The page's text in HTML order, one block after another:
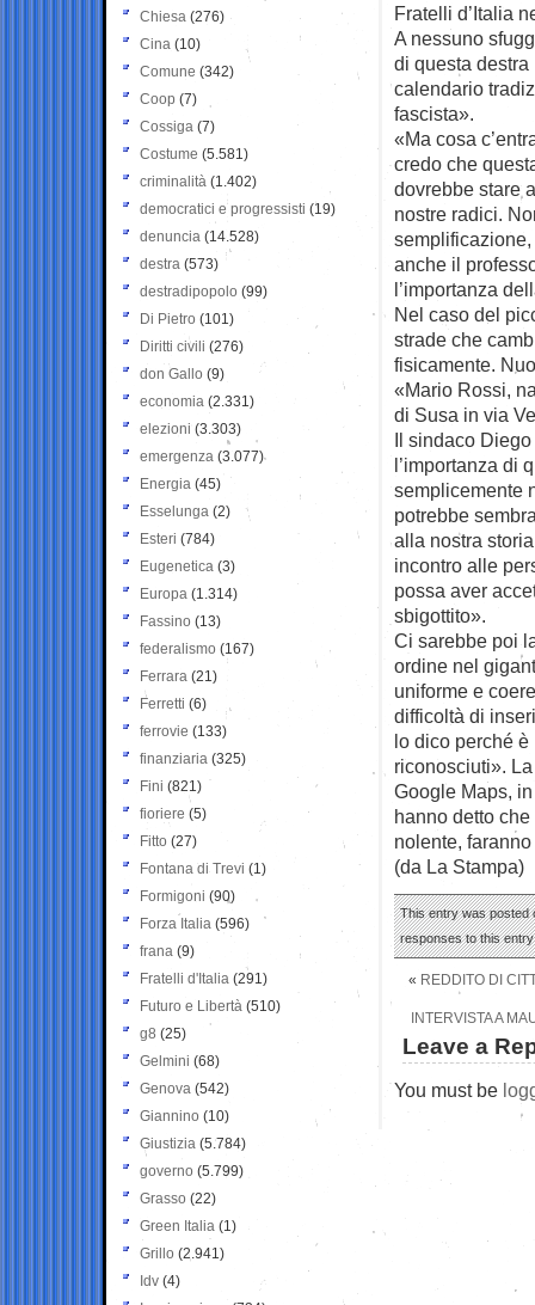
Fratelli d’Italia
A nessuno
di questa
calendario
fascista».
«Ma cosa
credo che
dovrebbe stare
nostre radici.
anche il
l’importanza
Nel caso del
strade che
fisicamente.
«Mario Rossi,
di Susa in via
Il sindaco
l’importanza di
semplicemente
potrebbe
alla nostra
incontro alle
possa aver
sbigottito».
Ci sarebbe poi
ordine nel
uniforme e
difficoltà di
lo dico perché
riconosciuti».
Google Maps,
hanno detto
nolente,
(da La Stampa)
This entry was posted
responses to this
« REDDITO DI
INTERVISTA A
Leave a
You must be
Chiesa (276)
Cina (10)
Comune (342)
Coop (7)
Cossiga (7)
Costume (5.581)
criminalità (1.402)
democratici e progressisti (19)
denuncia (14.528)
destra (573)
destradipopolo (99)
Di Pietro (101)
Diritti civili (276)
don Gallo (9)
economia (2.331)
elezioni (3.303)
emergenza (3.077)
Energia (45)
Esselunga (2)
Esteri (784)
Eugenetica (3)
Europa (1.314)
Fassino (13)
federalismo (167)
Ferrara (21)
Ferretti (6)
ferrovie (133)
finanziaria (325)
Fini (821)
fioriere (5)
Fitto (27)
Fontana di Trevi (1)
Formigoni (90)
Forza Italia (596)
frana (9)
Fratelli d'Italia (291)
Futuro e Libertà (510)
g8 (25)
Gelmini (68)
Genova (542)
Giannino (10)
Giustizia (5.784)
governo (5.799)
Grasso (22)
Green Italia (1)
Grillo (2.941)
Idv (4)